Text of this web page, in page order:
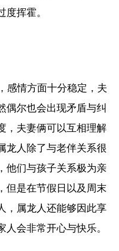
挥霍。
感情方面十分稳定，夫
偶尔也会出现矛盾与纠
，夫妻俩可以互相理解
龙人除了与老伴关系很
他们与孩子关系极为亲
但是在节假日以及周末
，属龙人还能够因此享
会非常开心与快乐。